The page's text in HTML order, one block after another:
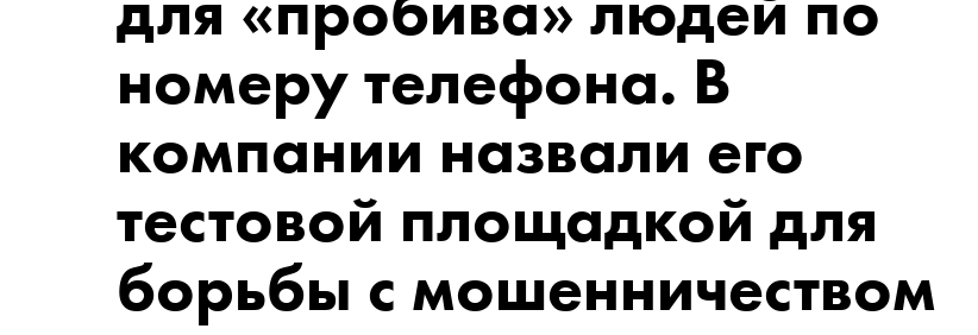
номеру телефона. В
компании назвали его
тестовой площадкой для
борьбы с мошенничеством